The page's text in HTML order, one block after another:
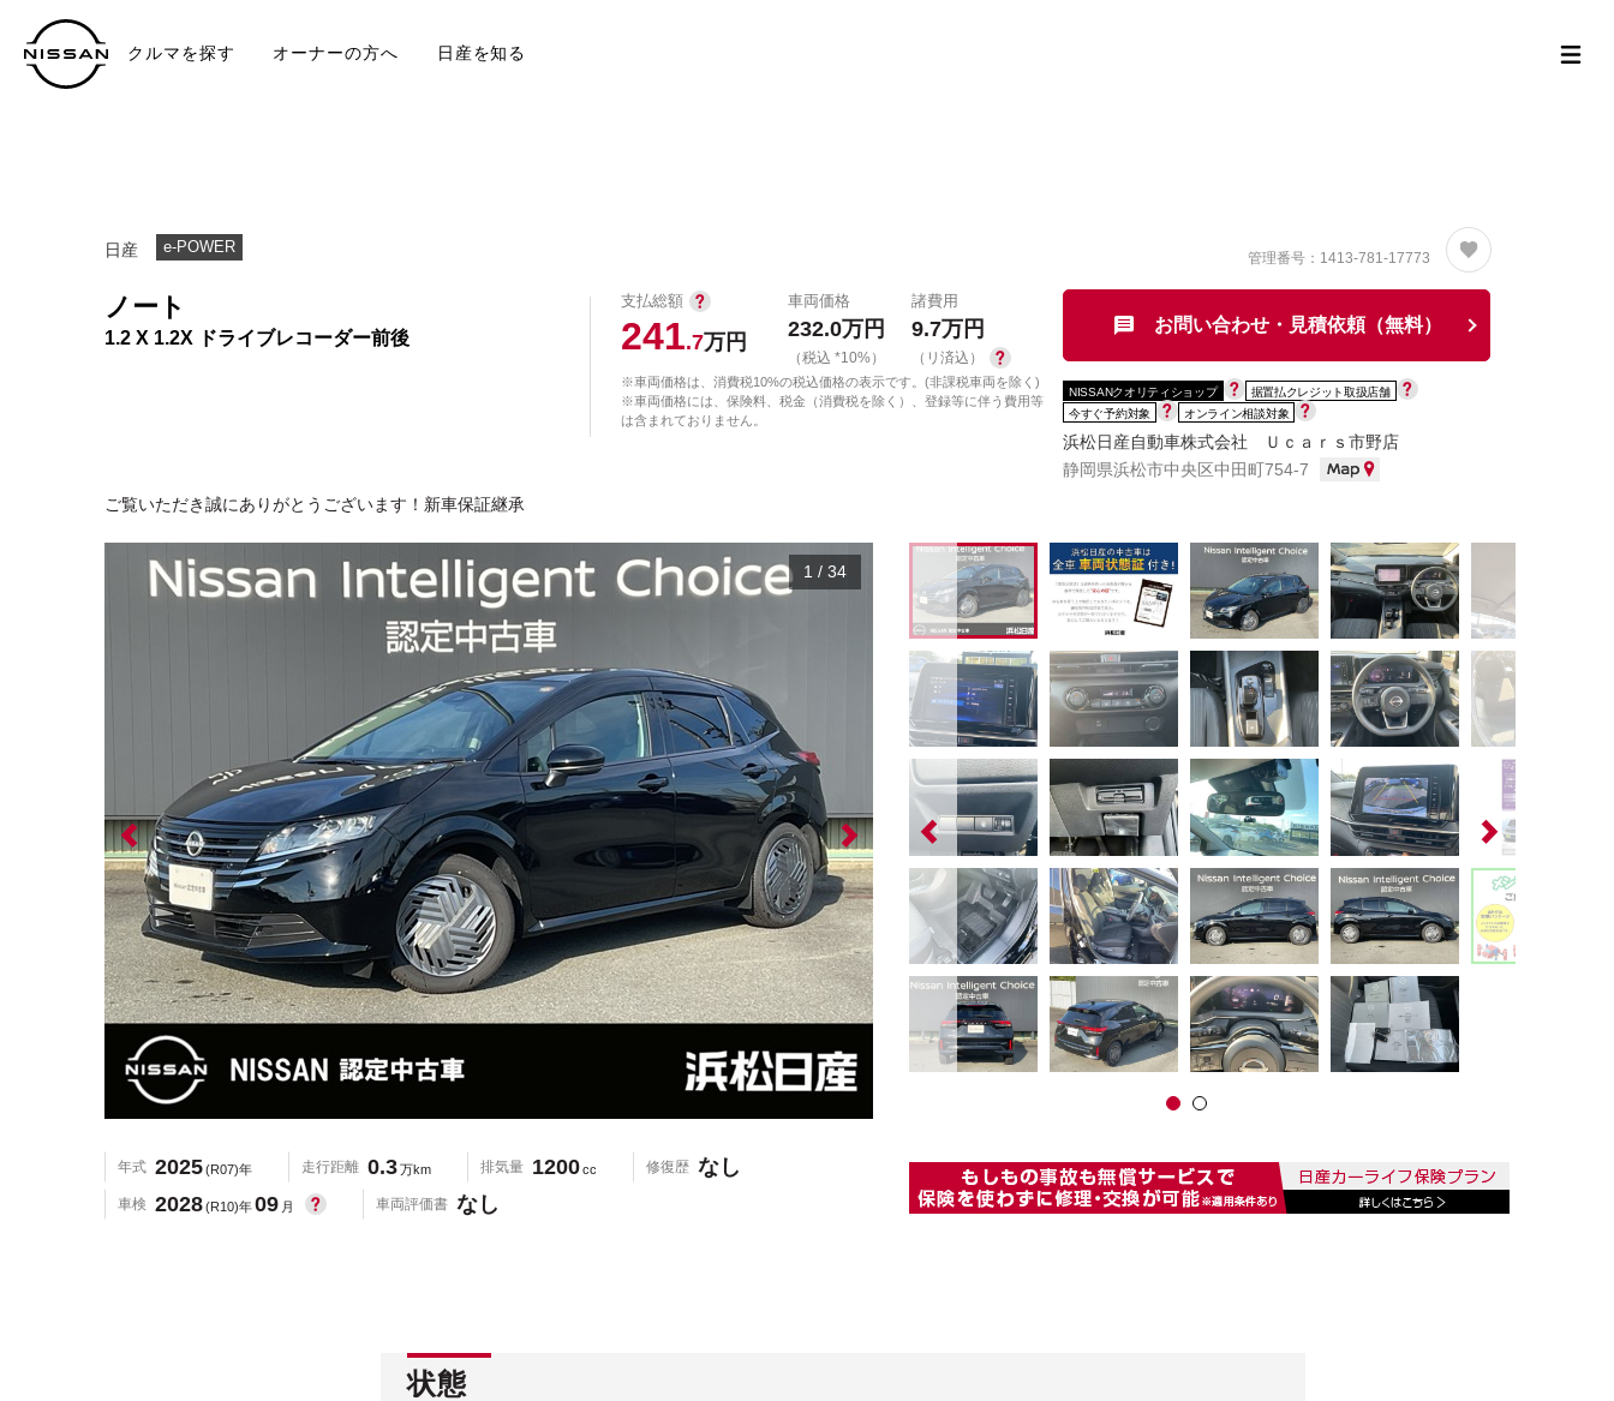
クルマを探す オーナーの方へ 日産を知る
日産 e-POWER
ノート
1.2 X 1.2X ドライブレコーダー前後
支払総額
241.7万円
車両価格
232.0万円
（税込 *10%）
諸費用
9.7万円
（リ済込）
※車両価格は、消費税10%の税込価格の表示です。(非課税車両を除く)
※車両価格には、保険料、税金（消費税を除く）、登録等に伴う費用等
は含まれておりません。
ご覧いただき誠にありがとうございます！新車保証継承
管理番号：1413-781-17773
お問い合わせ・見積依頼（無料）
NISSANクオリティショップ
据置払クレジット取扱店舗
今すぐ予約対象
オンライン相談対象
浜松日産自動車株式会社 Ｕｃａｒｓ市野店
静岡県浜松市中央区中田町754-7
1 / 34
年式 2025(R07)年 走行距離 0.3万km 排気量 1200cc 修復歴 なし
車検 2028(R10)年09 月 車両評価書 なし
状態